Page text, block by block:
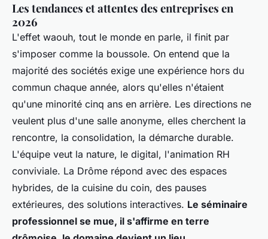
Les tendances et attentes des entreprises en
2026
L'effet waouh, tout le monde en parle, il finit par
s'imposer comme la boussole. On entend que la
majorité des sociétés exige une expérience hors du
commun chaque année, alors qu'elles n'étaient
qu'une minorité cinq ans en arrière. Les directions ne
veulent plus d'une salle anonyme, elles cherchent la
rencontre, la consolidation, la démarche durable.
L'équipe veut la nature, le digital, l'animation RH
conviviale. La Drôme répond avec des espaces
hybrides, de la cuisine du coin, des pauses
extérieures, des solutions interactives. Le séminaire
professionnel se mue, il s'affirme en terre